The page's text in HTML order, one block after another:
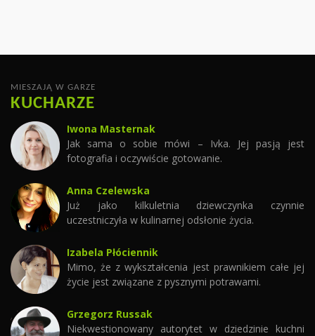
MIESZAJĄ W GARZE
KUCHARZE
Iwona Masternak
Jak sama o sobie mówi – Ivka. Jej pasją jest
fotografia i oczywiście gotowanie.
Anna Czelewska
Już jako kilkuletnia dziewczynka czynnie
uczestniczyła w kulinarnej odsłonie życia.
Izabela Płóciennik
Mimo, że z wykształcenia jest prawnikiem całe jej
życie jest związane z pysznymi potrawami.
Grzegorz Russak
Niekwestionowany autorytet w dziedzinie kuchni